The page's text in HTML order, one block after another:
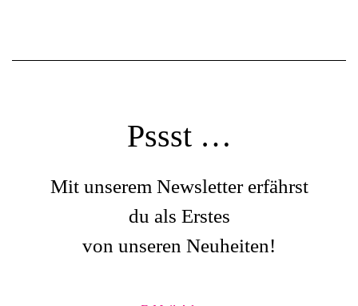
Pssst …
Mit unserem Newsletter erfährst
du als Erstes
von unseren Neuheiten!